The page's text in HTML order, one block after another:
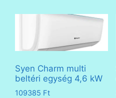
Syen Charm multi
beltéri egység 4,6 kW
109385 Ft